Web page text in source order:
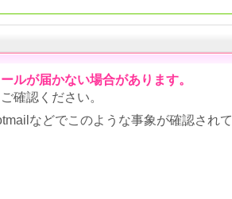
ルが届かない場合があります。
確認ください。
などでこのような事象が確認されて